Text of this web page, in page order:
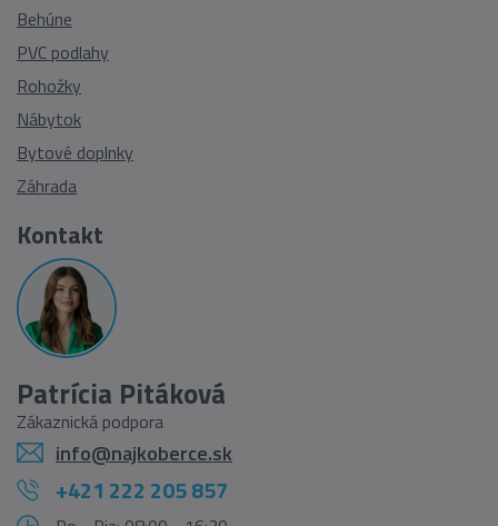
Behúne
PVC podlahy
Rohožky
Nábytok
Bytové doplnky
Záhrada
Kontakt
Patrícia Pitáková
Zákaznická podpora
info@najkoberce.sk
+421 222 205 857